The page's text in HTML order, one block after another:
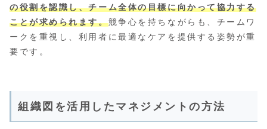
の役割を認識し、チーム全体の目標に向かって協力する
ことが求められます。競争心を持ちながらも、チームワ
ークを重視し、利用者に最適なケアを提供する姿勢が重
要です。
組織図を活用したマネジメントの方法